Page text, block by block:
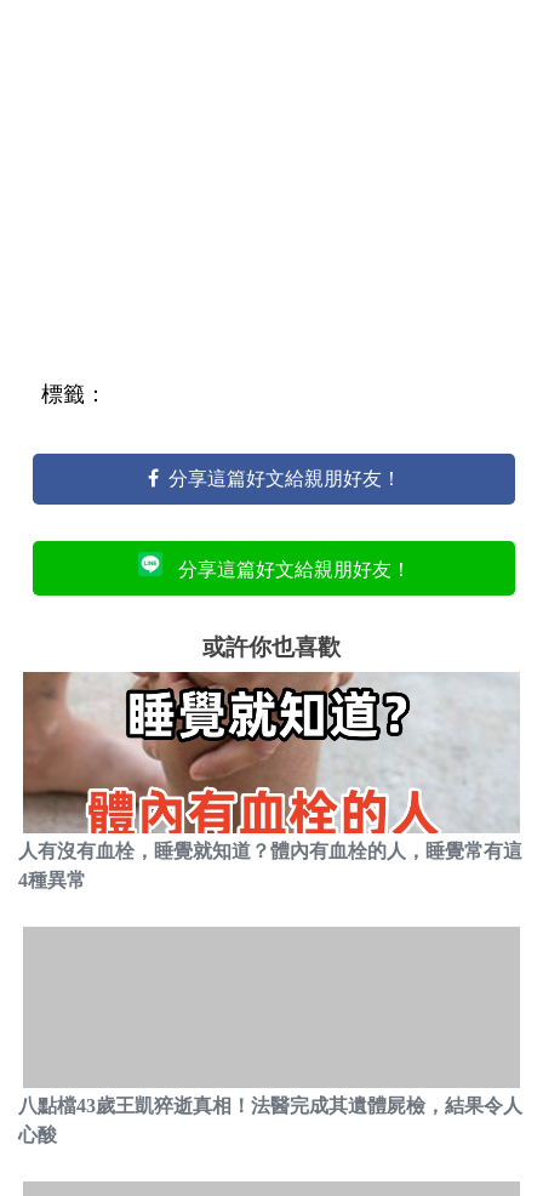
標籤：
分享這篇好文給親朋好友！
分享這篇好文給親朋好友！
或許你也喜歡
人有沒有血栓，睡覺就知道？體內有血栓的人，睡覺常有這
4種異常
八點檔43歲王凱猝逝真相！法醫完成其遺體屍檢，結果令人
心酸